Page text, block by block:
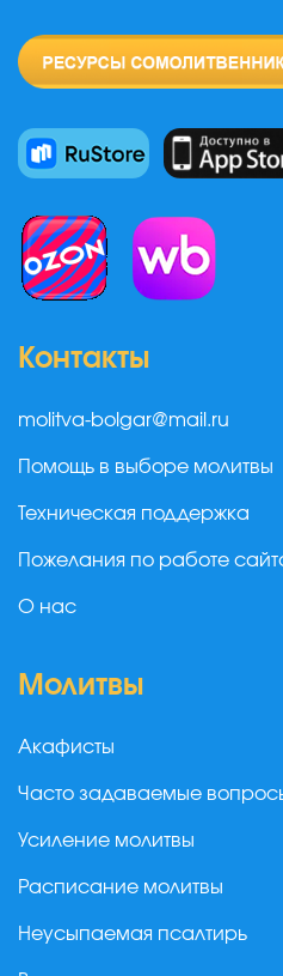
Контакты
molitva-bolgar@mail.ru
Помощь в выборе молитвы
Техническая поддержка
Пожелания по работе
О нас
Молитвы
Акафисты
Часто задаваемые
Усиление молитвы
Расписание молитвы
Неусыпаемая псалтирь